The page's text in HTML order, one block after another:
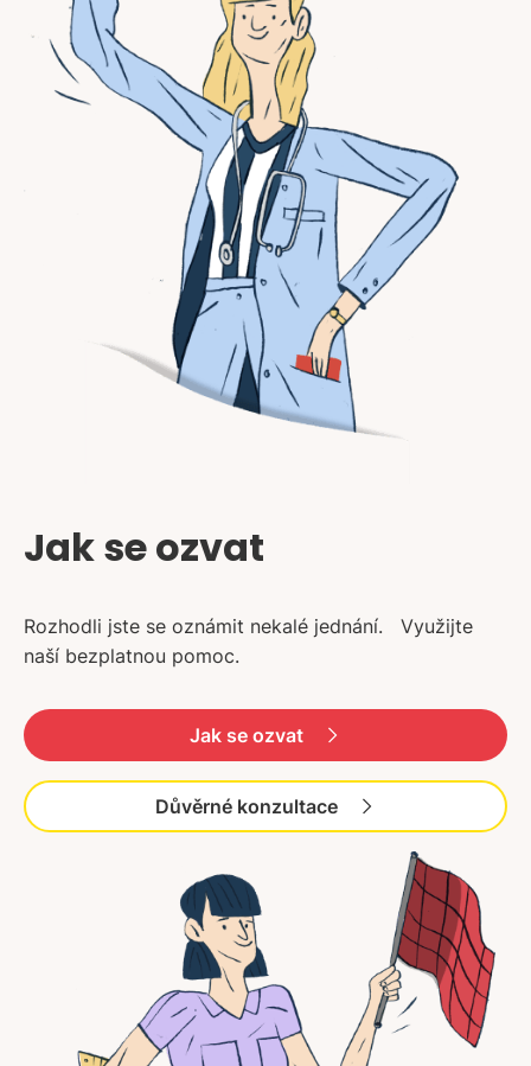
Jak se ozvat
Rozhodli jste se oznámit nekalé jednání. Využijte
naší bezplatnou pomoc.
Jak se ozvat
Důvěrné konzultace